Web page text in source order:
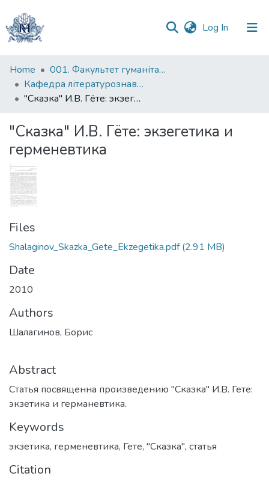
Log In (current)
Communities
&
Collections
Statistics
Home
001. Факультет гуманітарних наук
Кафедра літературознавства імені Володимира Моренця
"Сказка" И.В. Гëте: экзегетика и герменевтика
"Сказка" И.В. Гëте: экзегетика и
герменевтика
Files
Shalaginov_Skazka_Gete_Ekzegetika.pdf(2.91 MB)
Date
2010
Authors
Шалагинов, Борис
Abstract
Статья посвященна произведению "Сказка" И.В. Гете:
экзетика и германевтика.
Keywords
экзетика, герменевтика, Гете, "Сказка", статья
Citation